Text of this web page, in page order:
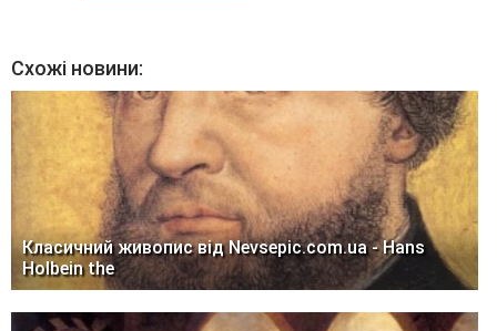
Схожі новини:
Класичний живопис від Nevsepic.com.ua - Hans
Holbein the